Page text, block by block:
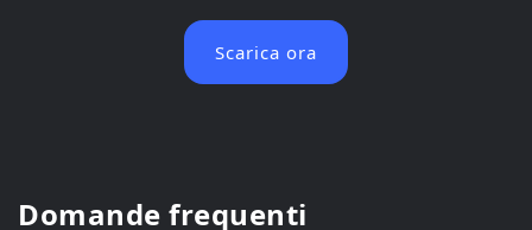
Scarica ora
Domande frequenti